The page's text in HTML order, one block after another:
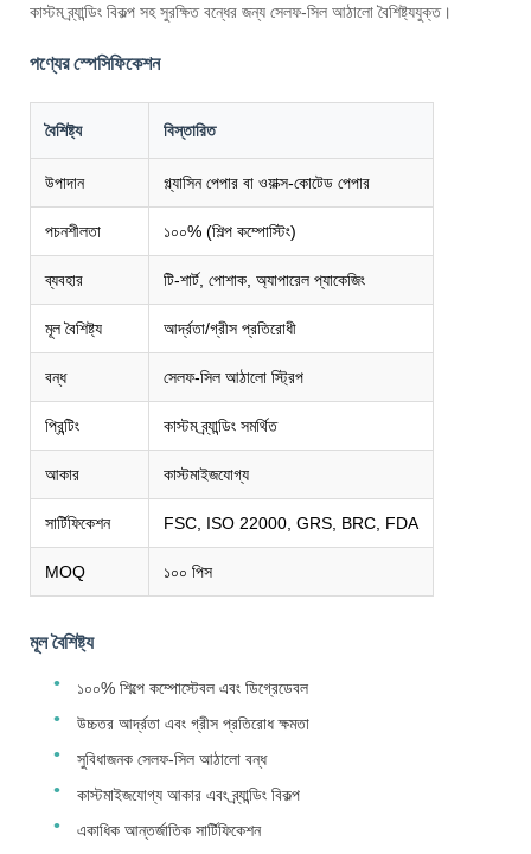
কাস্টম ব্র্যান্ডিং বিকল্প সহ সুরক্ষিত বন্ধের জন্য সেলফ-সিল আঠালো বৈশিষ্ট্যযুক্ত।
পণ্যের স্পেসিফিকেশন
বৈশিষ্ট্য বিস্তারিত
উপাদান গ্ল্যাসিন পেপার বা ওয়াক্স-কোটেড পেপার
পচনশীলতা ১০০% (শিল্প কম্পোস্টিং)
ব্যবহার টি-শার্ট, পোশাক, অ্যাপারেল প্যাকেজিং
মূল বৈশিষ্ট্য আর্দ্রতা/গ্রীস প্রতিরোধী
বন্ধ সেলফ-সিল আঠালো স্ট্রিপ
প্রিন্টিং কাস্টম ব্র্যান্ডিং সমর্থিত
আকার কাস্টমাইজযোগ্য
সার্টিফিকেশন FSC, ISO 22000, GRS, BRC, FDA
MOQ ১০০ পিস
মূল বৈশিষ্ট্য
১০০% শিল্পে কম্পোস্টেবল এবং ডিগ্রেডেবল
উচ্চতর আর্দ্রতা এবং গ্রীস প্রতিরোধ ক্ষমতা
সুবিধাজনক সেলফ-সিল আঠালো বন্ধ
কাস্টমাইজযোগ্য আকার এবং ব্র্যান্ডিং বিকল্প
একাধিক আন্তর্জাতিক সার্টিফিকেশন